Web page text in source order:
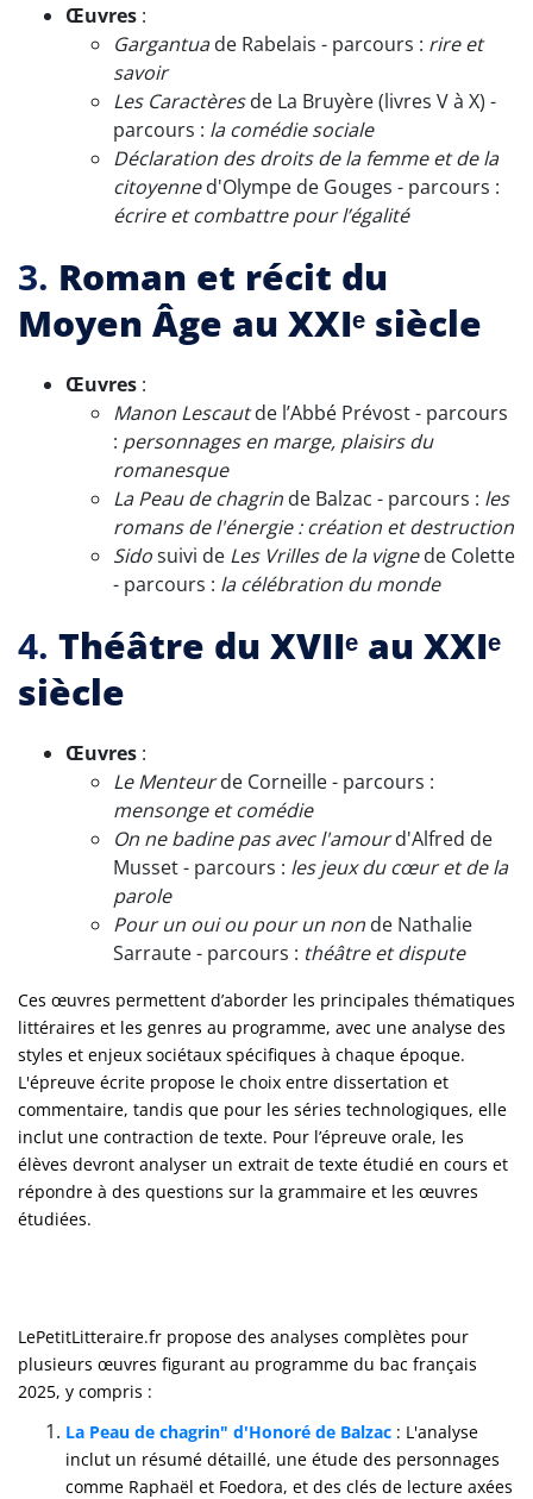
Œuvres :
Gargantuade Rabelais - parcours : rire et
savoir
Les Caractèresde La Bruyère (livres V à X) -
parcours : la comédie sociale
Déclaration des droits de la femme et de la
citoyenned'Olympe de Gouges - parcours :
écrire et combattre pour l’égalité
3. Roman et récit du
Moyen Âge au XXIᵉ siècle
Œuvres :
Manon Lescautde l’Abbé Prévost - parcours
: personnages en marge, plaisirs du
romanesque
La Peau de chagrin de Balzac - parcours : les
romans de l'énergie : création et destruction
Sidosuivi de Les Vrilles de la vignede Colette
- parcours : la célébration du monde
4. Théâtre du XVIIᵉ au XXIᵉ
siècle
Œuvres :
Le Menteurde Corneille - parcours :
mensonge et comédie
On ne badine pas avec l'amourd'Alfred de
Musset - parcours : les jeux du cœur et de la
parole
Pour un oui ou pour un non de Nathalie
Sarraute - parcours : théâtre et dispute
Ces œuvres permettent d’aborder les principales thématiques
littéraires et les genres au programme, avec une analyse des
styles et enjeux sociétaux spécifiques à chaque époque.
L'épreuve écrite propose le choix entre dissertation et
commentaire, tandis que pour les séries technologiques, elle
inclut une contraction de texte. Pour l’épreuve orale, les
élèves devront analyser un extrait de texte étudié en cours et
répondre à des questions sur la grammaire et les œuvres
étudiées.
LePetitLitteraire.fr propose des analyses complètes pour
plusieurs œuvres figurant au programme du bac français
2025, y compris :
La Peau de chagrin" d'Honoré de Balzac : L'analyse
inclut un résumé détaillé, une étude des personnages
comme Raphaël et Foedora, et des clés de lecture axées